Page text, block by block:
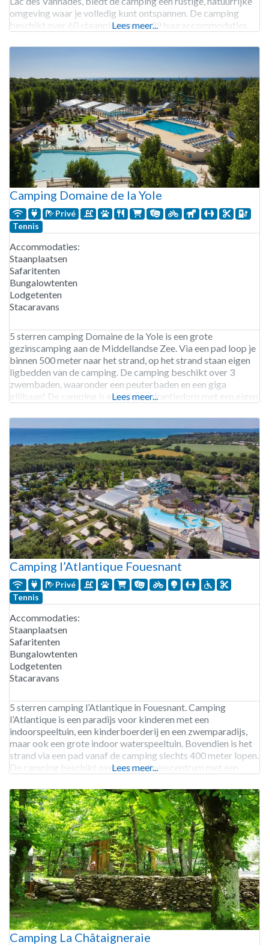
omgeving waar je volledig kunt ontspannen. De camping
beschikt over 60 staanplaatsen en 39 huuraccommodaties.
Lees meer...
Camping Domaine de la Yole
Privé
Tennis
Accommodaties:
Staanplaatsen
Safaritenten
Bungalowtenten
Lodgetenten
Stacaravans
5 sterren camping Domaine de la Yole is een grote
gezinscamping aan de Middellandse Zee. Via een pad loop je
binnen 500 meter naar het strand, op het strand staan eigen
ligbedden van de camping. De camping beschikt over 3
zwembaden, waaronder een peuterbaden en een giga
glijbaan! De camping is een klein vakantiedorp met een eigen
Lees meer...
Camping l’Atlantique Fouesnant
Privé
Tennis
Accommodaties:
Staanplaatsen
Safaritenten
Bungalowtenten
Lodgetenten
Stacaravans
5 sterren camping l’Atlantique in Fouesnant. Camping
l’Atlantique is een paradijs voor kinderen met een
indoorspeeltuin, een kinderboerderij en een zwemparadijs,
maar ook een grote indoor waterspeeltuin. Bovendien is het
strand via een pad vanaf de camping slechts 400 meter lopen.
De camping beschikt over een wellnesscentrum met een
passeert
Lees meer...
Camping La Châtaigneraie